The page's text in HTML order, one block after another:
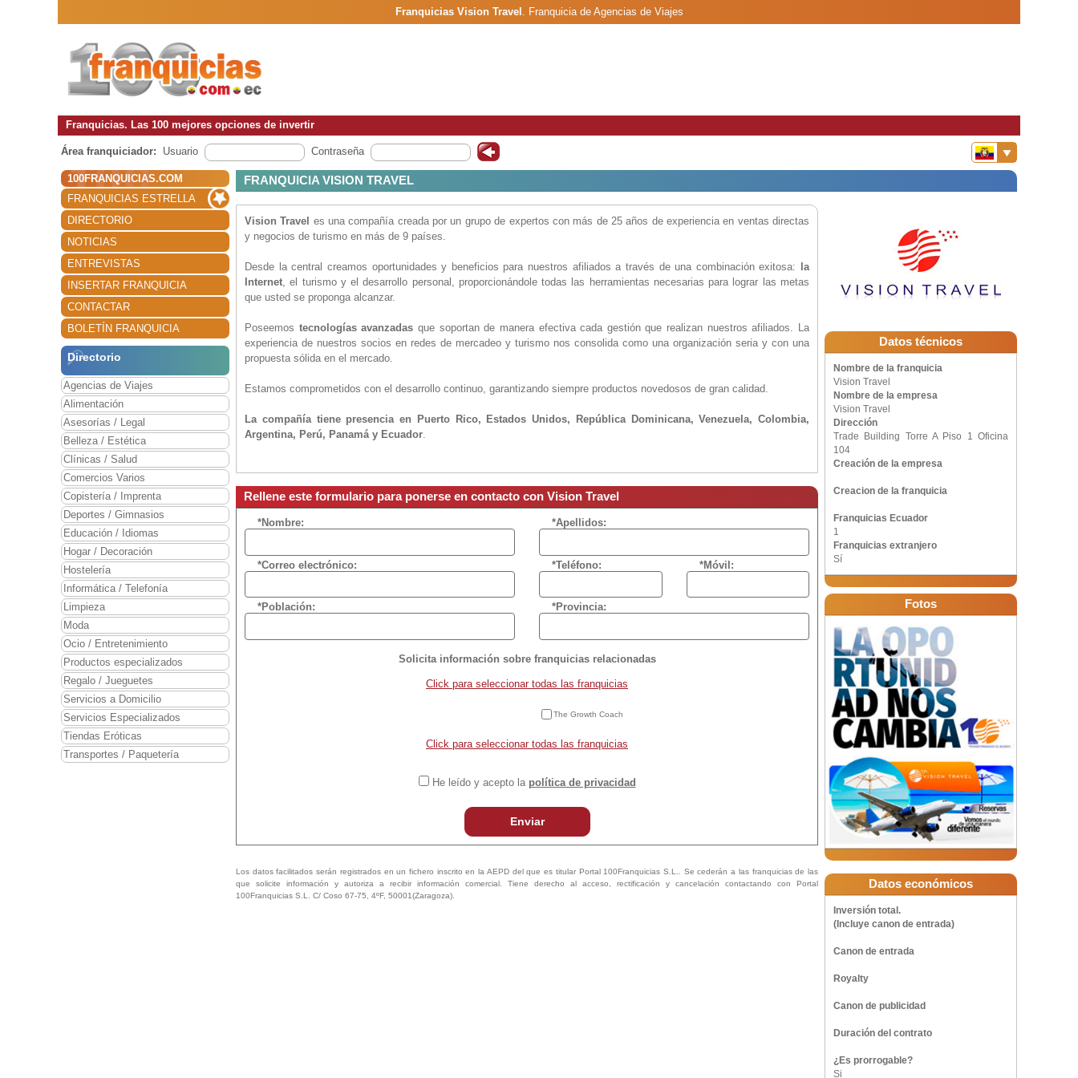
Franquicias Vision Travel . Franquicia de Agencias de Viajes
Franquicias. Las 100 mejores opciones de invertir
Área franquiciador: Usuario Contraseña
100FRANQUICIAS.COM
FRANQUICIAS ESTRELLA
DIRECTORIO
NOTICIAS
ENTREVISTAS
INSERTAR FRANQUICIA
CONTACTAR
BOLETÍN FRANQUICIA
Directorio
Agencias de Viajes
Alimentación
Asesorías / Legal
Belleza / Estética
Clínicas / Salud
Comercios Varios
Copistería / Imprenta
Deportes / Gimnasios
Educación / Idiomas
Hogar / Decoración
Hostelería
Informática / Telefonía
Limpieza
Moda
Ocio / Entretenimiento
Productos especializados
Regalo / Jueguetes
Servicios a Domicilio
Servicios Especializados
Tiendas Eróticas
Transportes / Paquetería
FRANQUICIA VISION TRAVEL
Vision Travel es una compañía creada por un grupo de expertos con más de 25 años de experiencia en ventas directas
y negocios de turismo en más de 9 países.
Desde la central creamos oportunidades y beneficios para nuestros afiliados a través de una combinación exitosa:
la
Internet, el turismo y el desarrollo personal, proporcionándole todas las herramientas necesarias para lograr las metas
que usted se proponga alcanzar.
Poseemos tecnologí­as avanzadas que soportan de manera efectiva cada gestión que realizan nuestros afiliados. La
experiencia de nuestros socios en redes de mercadeo y turismo nos consolida como una organización seria y con una
propuesta sólida en el mercado.
Estamos comprometidos con el desarrollo continuo, garantizando siempre productos novedosos de gran calidad.
La compañía tiene presencia en Puerto Rico, Estados Unidos, República Dominicana, Venezuela, Colombia,
Argentina, Perú, Panamá y Ecuador.
Rellene este formulario para ponerse en contacto con Vision Travel
*Nombre: *Apellidos:
*Correo electrónico: *Teléfono: *Móvil:
*Población: *Provincia:
Solicita información sobre franquicias relacionadas
Click para seleccionar todas las franquicias
The Growth Coach
Click para seleccionar todas las franquicias
He leído y acepto la política de privacidad
Enviar
Los datos facilitados serán registrados en un fichero inscrito en la AEPD del que es titular Portal 100Franquicias S.L.. Se cederán a las franquicias de las
que solicite información y autoriza a recibir información comercial. Tiene derecho al acceso, rectificación y cancelación contactando con Portal
100Franquicias S.L. C/ Coso 67-75, 4ºF, 50001(Zaragoza).
Datos técnicos
Nombre de la franquicia
Vision Travel
Nombre de la empresa
Vision Travel
Dirección
Trade Building Torre A Piso 1 Oficina
104
Creación de la empresa
Creacion de la franquicia
Franquicias Ecuador
1
Franquicias extranjero
Sí
Fotos
Datos económicos
Inversión total.
(Incluye canon de entrada)
Canon de entrada
Royalty
Canon de publicidad
Duración del contrato
¿Es prorrogable?
Si